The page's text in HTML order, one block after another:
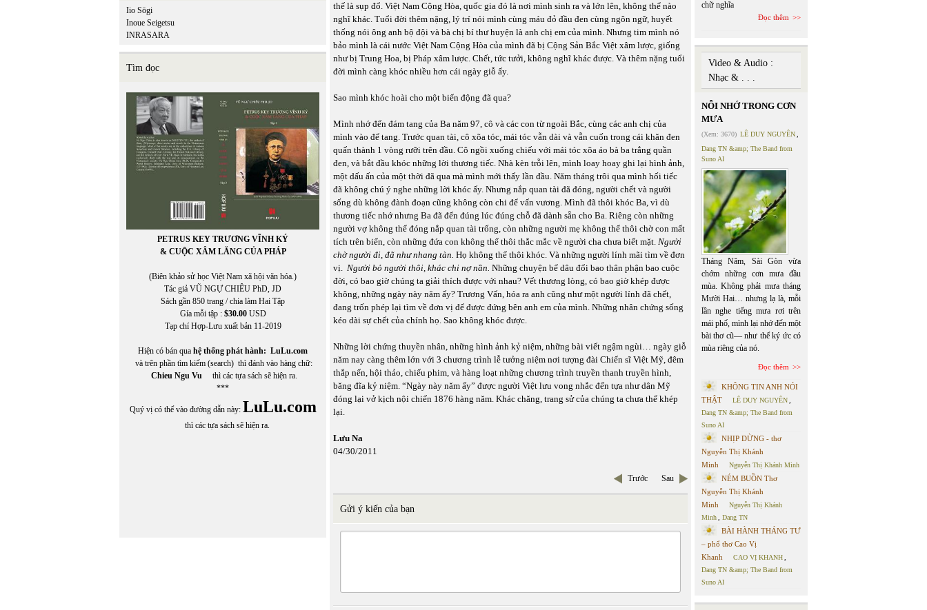
Iio Sōgi
Inoue Seigetsu
INRASARA
Tìm đọc
PETRUS KEY TRƯƠNG VĨNH KÝ
& CUỘC XÂM LĂNG CỦA PHÁP
(Biên khảo sử học Việt Nam xã hội văn hóa.)
Tác giả VŨ NGỰ CHIÊU PhD, JD
Sách gần 850 trang / chia làm Hai Tập
Gía mỗi tập : $30.00USD
Tạp chí Hợp-Lưu xuất bản 11-2019
Hiện có bán qua hệ thống phát hành: LuLu.com
và trên phần tìm kiếm (search) thì đánh vào hàng chữ:
Chieu Ngu Vu thì các tựa sách sẽ hiện ra.
***
Quý vị có thể vào đường dẫn này: LuLu.com
thì các tựa sách sẽ hiện ra.
thế là sụp đổ. Việt Nam Cộng Hòa, quốc gia đó là nơi mình sinh ra và lớn lên, không thể nào
nghĩ khác. Tuổi đời thêm nặng, lý trí nói mình cùng máu đỏ đầu đen cùng ngôn ngữ, huyết
thống nói ông anh bộ đội và bà chị bí thư huyện là anh chị em của mình. Nhưng tim mình nó
bảo mình là cái nước Việt Nam Cộng Hòa của mình đã bị Cộng Sản Bắc Việt xâm lược, giống
như bị Trung Hoa, bị Pháp xâm lược. Chết, tức tưởi, không nghĩ khác được. Và thêm nặng tuổi
đời mình càng khóc nhiều hơn cái ngày giỗ ấy.
Sao mình khóc hoài cho một biến động đã qua?
Mình nhớ đến đám tang của Ba năm 97, cô và các con từ ngoài Bắc, cùng các anh chị của
mình vào để tang. Trước quan tài, cô xõa tóc, mái tóc vẫn dài và vẫn cuốn trong cái khăn đen
quấn thành 1 vòng rưỡi trên đầu. Cô ngồi xuống chiếu với mái tóc xõa áo bà ba trắng quần
đen, và bắt đầu khóc những lời thương tiếc. Nhà kèn trỗi lên, mình loay hoay ghi lại hình ảnh,
một dấu ấn của một thời đã qua mà mình mới thấy lần đầu. Năm tháng trôi qua mình hối tiếc
đã không chú ý nghe những lời khóc ấy. Nhưng nắp quan tài đã đóng, người chết và người
sống dù không đành đoạn cũng không còn chi để vấn vương. Mình đã thôi khóc Ba, vì dù
thương tiếc nhớ nhưng Ba đã đến đúng lúc đúng chỗ đã dành sẵn cho Ba. Riêng còn những
người vợ không thể đóng nắp quan tài trống, còn những người mẹ không thể thôi chờ con mất
tích trên biển, còn những đứa con không thể thôi thắc mắc về người cha chưa biết mặt. Người
chờ người đi, đã như nhang tàn. Họ không thể thôi khóc. Và những người lính mãi tìm về đơn
vị. Người bỏ người thôi, khác chi nợ nần. Những chuyện bể dâu đổi bao thân phận bao cuộc
đời, có bao giờ chúng ta giải thích được với nhau? Vết thương lòng, có bao giờ khép được
không, những ngày này năm ấy? Trương Vấn, hóa ra anh cũng như một người lính đã chết,
đang trốn phép lại tìm về đơn vị để được đứng bên anh em của mình. Những nhân chứng sống
kéo dài sự chết của chính họ. Sao không khóc được.
Những lời chứng thuyền nhân, những hình ảnh kỷ niệm, những bài viết ngậm ngùi… ngày giỗ
năm nay càng thêm lớn với 3 chương trình lễ tưởng niệm nơi tượng đài Chiến sĩ Việt Mỹ, đêm
thắp nến, hội thảo, chiếu phim, và hàng loạt những chương trình truyền thanh truyền hình,
băng đĩa kỷ niệm. “Ngày này năm ấy” được người Việt lưu vong nhắc đến tựa như dân Mỹ
đóng lại vở kịch nội chiến 1876 hàng năm. Khác chăng, trang sử của chúng ta chưa thể khép
lại.
Lưu Na
04/30/2011
Trước Sau
Gửi ý kiến của bạn
chữ nghĩa
Đọc thêm
Video & Audio :
Nhạc & . . .
NỖI NHỚ TRONG CƠN
MƯA
(Xem: 3670) LÊ DUY NGUYÊN
Dang TN &amp; The Band from
Suno AI
Tháng Năm, Sài Gòn vừa
chớm những cơn mưa đầu
mùa. Không phải mưa tháng
Mười Hai… nhưng lạ là, mỗi
lần nghe tiếng mưa rơi trên
mái phố, mình lại nhớ đến một
bài thơ cũ— như thể ký ức có
mùa riêng của nó.
Đọc thêm
KHÔNG TIN ANH NÓI
THẬT
LÊ DUY NGUYÊN
Dang TN &amp; The Band from
Suno AI
NHỊP DỪNG - thơ
Nguyễn Thị Khánh
Minh
Nguyễn Thị Khánh Minh
NÉM BUỒN Thơ
Nguyễn Thị Khánh
Minh
Nguyễn Thị Khánh
Minh
Dang TN
BÀI HÀNH THÁNG TƯ
– phổ thơ Cao Vị
Khanh
CAO VỊ KHANH
Dang TN &amp; The Band from
Suno AI